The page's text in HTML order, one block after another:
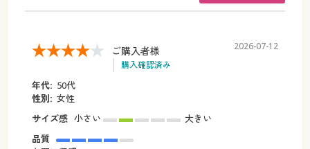
ご購入者様
購入確認済み
2026-07-12
年代: 50代
性別: 女性
サイズ感 小さい
大きい
品質